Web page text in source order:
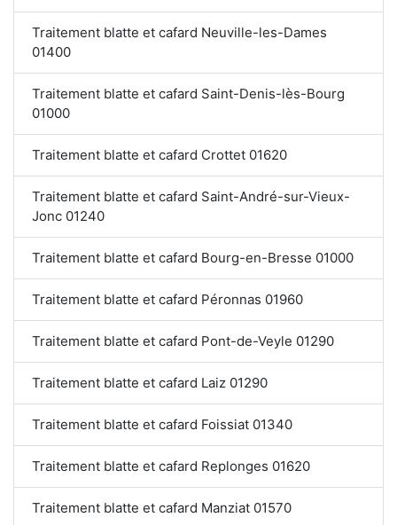
Traitement blatte et cafard Neuville-les-Dames
01400
Traitement blatte et cafard Saint-Denis-lès-Bourg
01000
Traitement blatte et cafard Crottet 01620
Traitement blatte et cafard Saint-André-sur-Vieux-
Jonc 01240
Traitement blatte et cafard Bourg-en-Bresse 01000
Traitement blatte et cafard Péronnas 01960
Traitement blatte et cafard Pont-de-Veyle 01290
Traitement blatte et cafard Laiz 01290
Traitement blatte et cafard Foissiat 01340
Traitement blatte et cafard Replonges 01620
Traitement blatte et cafard Manziat 01570